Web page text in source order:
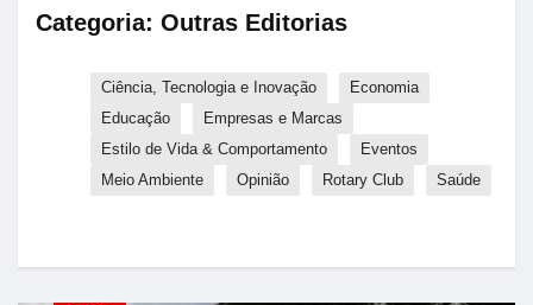
Categoria: Outras Editorias
Ciência, Tecnologia e Inovação
Economia
Educação
Empresas e Marcas
Estilo de Vida & Comportamento
Eventos
Meio Ambiente
Opinião Rotary Club Saúde